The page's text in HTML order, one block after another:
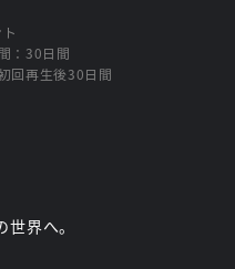
：30日間
回再生後30日間
界へ。